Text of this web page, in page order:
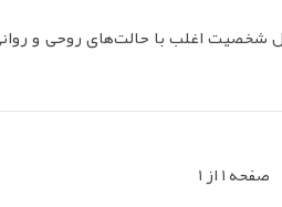
شخصیت اغلب با حالت‌های روحی و
صفحه 1 از 1